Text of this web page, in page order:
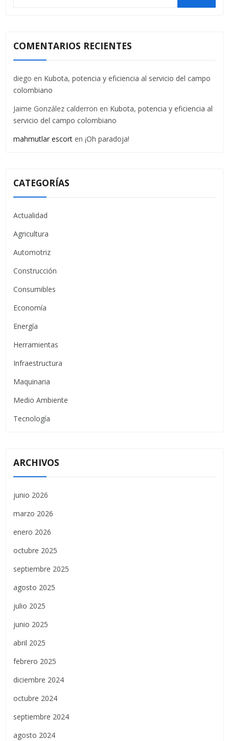
COMENTARIOS RECIENTES
diego en Kubota, potencia y eficiencia al servicio del campo
colombiano
Jaime González calderron en Kubota, potencia y eficiencia al
servicio del campo colombiano
mahmutlar escort en ¡Oh paradoja!
CATEGORÍAS
Actualidad
Agricultura
Automotriz
Construcción
Consumibles
Economía
Energía
Herramientas
Infraestructura
Maquinaria
Medio Ambiente
Tecnología
ARCHIVOS
junio 2026
marzo 2026
enero 2026
octubre 2025
septiembre 2025
agosto 2025
julio 2025
junio 2025
abril 2025
febrero 2025
diciembre 2024
octubre 2024
septiembre 2024
agosto 2024